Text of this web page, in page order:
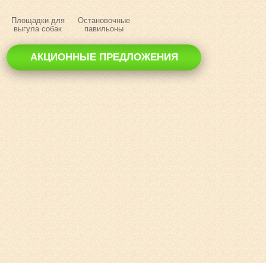
Площадки для
выгула собак
Остановочные
павильоны
АКЦИОННЫЕ ПРЕДЛОЖЕНИЯ